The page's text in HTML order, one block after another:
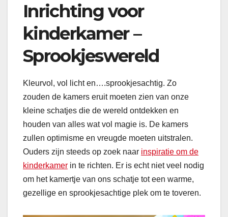
Inrichting voor
kinderkamer –
Sprookjeswereld
Kleurvol, vol licht en….sprookjesachtig. Zo
zouden de kamers eruit moeten zien van onze
kleine schatjes die de wereld ontdekken en
houden van alles wat vol magie is. De kamers
zullen optimisme en vreugde moeten uitstralen.
Ouders zijn steeds op zoek naar inspiratie om de
kinderkamer in te richten. Er is echt niet veel nodig
om het kamertje van ons schatje tot een warme,
gezellige en sprookjesachtige plek om te toveren.